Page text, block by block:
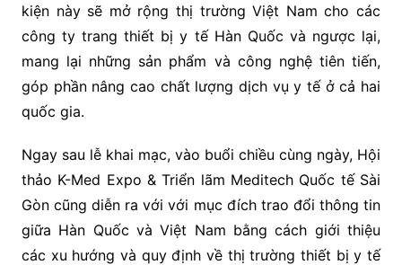
kiện này sẽ mở rộng thị trường Việt Nam cho các
công ty trang thiết bị y tế Hàn Quốc và ngược lại,
mang lại những sản phẩm và công nghệ tiên tiến,
góp phần nâng cao chất lượng dịch vụ y tế ở cả hai
quốc gia.
Ngay sau lễ khai mạc, vào buổi chiều cùng ngày, Hội
thảo K-Med Expo & Triển lãm Meditech Quốc tế Sài
Gòn cũng diễn ra với với mục đích trao đổi thông tin
giữa Hàn Quốc và Việt Nam bằng cách giới thiệu
các xu hướng và quy định về thị trường thiết bị y tế